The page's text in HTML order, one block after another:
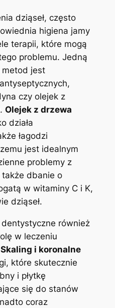
dziąseł, często
higiena jamy
terapii, które mogą
problemu. Jedną
metod jest
czy olejek z
Olejek z drzewa
działa
łagodzi
jest idealnym
problemy z
także dbanie o
w witaminy C i K,
dziąseł.
również
w leczeniu
Skaling i koronalne
które skutecznie
i płytkę
się do stanów
coraz